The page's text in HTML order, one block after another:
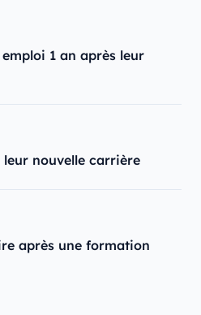
1 an après leur
nouvelle carrière
après une formation